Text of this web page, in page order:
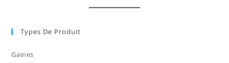
onglet
Types De Produit
Gaines